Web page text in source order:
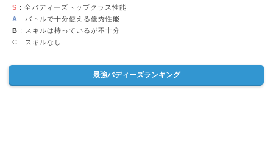
S : 全バディーズトップクラス性能
A : バトルで十分使える優秀性能
B : スキルは持っているが不十分
C : スキルなし
最強バディーズランキング